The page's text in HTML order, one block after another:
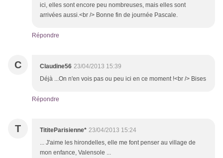
ici, elles sont encore peu nombreuses, mais elles sont
arrivées aussi.<br /> Bonne fin de journée Pascale.
Répondre
C Claudine56 23/04/2013 15:39
Déjà ...On n'en vois pas ou peu ici en ce moment !<br /> Bises
Répondre
T TititeParisienne* 23/04/2013 15:24
... J'aime les hirondelles, elle me font penser au village de
mon enfance, Valensole ...